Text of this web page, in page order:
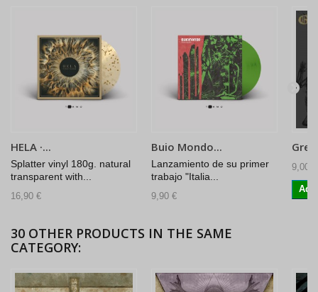
HELA ·...
Splatter vinyl 180g. natural
transparent with...
16,90 €
Buio Mondo...
Lanzamiento de su primer
trabajo "Italia...
9,90 €
9,00 €
30 OTHER PRODUCTS IN THE SAME
CATEGORY: